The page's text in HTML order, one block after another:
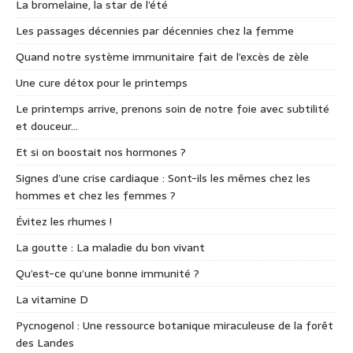
La bromelaine, la star de l’été
Les passages décennies par décennies chez la femme
Quand notre système immunitaire fait de l’excès de zèle
Une cure détox pour le printemps
Le printemps arrive, prenons soin de notre foie avec subtilité
et douceur…
Et si on boostait nos hormones ?
Signes d’une crise cardiaque : Sont-ils les mêmes chez les
hommes et chez les femmes ?
Évitez les rhumes !
La goutte : La maladie du bon vivant
Qu’est-ce qu’une bonne immunité ?
La vitamine D
Pycnogenol : Une ressource botanique miraculeuse de la forêt
des Landes